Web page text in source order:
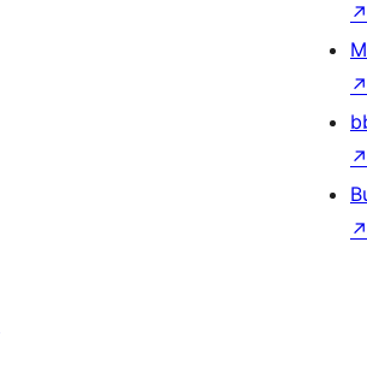
↗
↗
↗
↗